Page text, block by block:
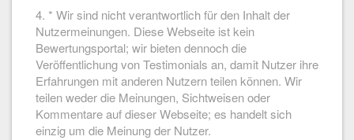
4. * Wir sind nicht verantwortlich für den Inhalt der
Nutzermeinungen. Diese Webseite ist kein
Bewertungsportal; wir bieten dennoch die
Veröffentlichung von Testimonials an, damit Nutzer ihre
Erfahrungen mit anderen Nutzern teilen können. Wir
teilen weder die Meinungen, Sichtweisen oder
Kommentare auf dieser Webseite; es handelt sich
einzig um die Meinung der Nutzer.